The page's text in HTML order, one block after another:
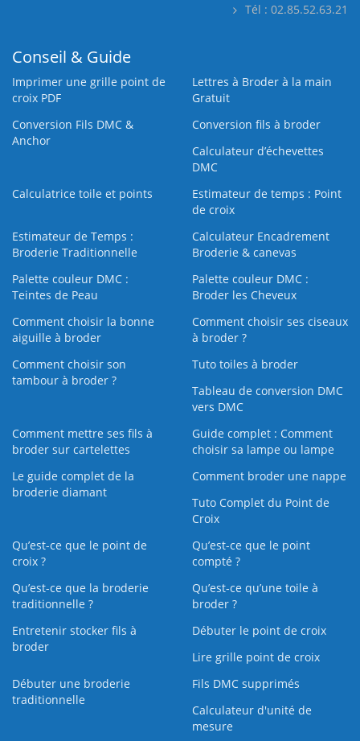
Tél : 02.85.52.63.21
Conseil & Guide
Imprimer une grille point de
croix PDF
Lettres à Broder à la main
Gratuit
Conversion Fils DMC &
Anchor
Conversion fils à broder
Calculateur d’échevettes
DMC
Calculatrice toile et points
Estimateur de temps : Point
de croix
Estimateur de Temps :
Broderie Traditionnelle
Calculateur Encadrement
Broderie & canevas
Palette couleur DMC :
Teintes de Peau
Palette couleur DMC :
Broder les Cheveux
Comment choisir la bonne
aiguille à broder
Comment choisir ses ciseaux
à broder ?
Comment choisir son
tambour à broder ?
Tuto toiles à broder
Tableau de conversion DMC
vers DMC
Comment mettre ses fils à
broder sur cartelettes
Guide complet : Comment
choisir sa lampe ou lampe
Le guide complet de la
broderie diamant
Comment broder une nappe
Tuto Complet du Point de
Croix
Qu’est-ce que le point de
croix ?
Qu’est-ce que le point
compté ?
Qu’est-ce que la broderie
traditionnelle ?
Qu’est‑ce qu’une toile à
broder ?
Entretenir stocker fils à
broder
Débuter le point de croix
Lire grille point de croix
Débuter une broderie
traditionnelle
Fils DMC supprimés
Calculateur d'unité de
mesure